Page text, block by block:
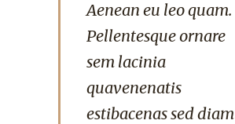
Aenean eu leo quam.
Pellentesque ornare
sem lacinia
quavenenatis
estibacenas sed diam